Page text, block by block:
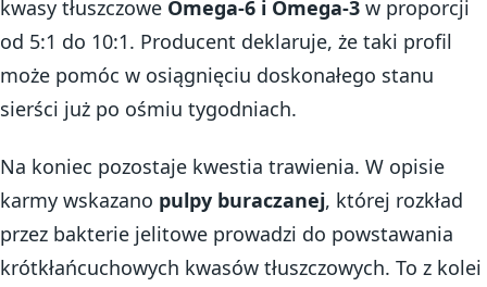
kwasy tłuszczowe Omega-6 i Omega-3 w proporcji
od 5:1 do 10:1. Producent deklaruje, że taki profil
może pomóc w osiągnięciu doskonałego stanu
sierści już po ośmiu tygodniach.
Na koniec pozostaje kwestia trawienia. W opisie
karmy wskazano pulpy buraczanej, której rozkład
przez bakterie jelitowe prowadzi do powstawania
krótkłańcuchowych kwasów tłuszczowych. To z kolei